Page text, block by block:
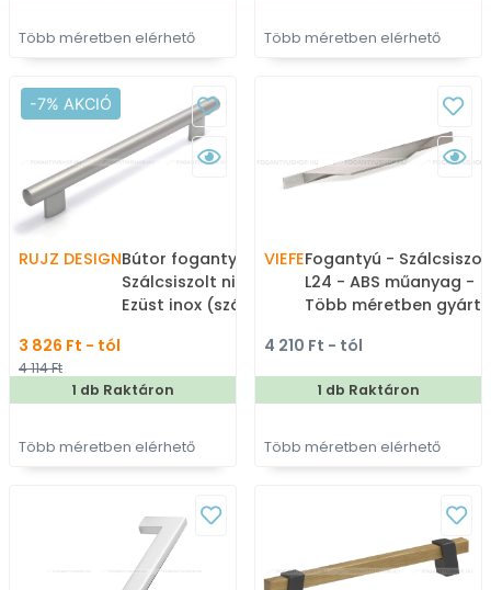
Több méretben elérhető Több méretben elérhető
-7% AKCIÓ
RUJZ DESIGNBútor fogantyú - 242.13 -
Szálcsiszolt nikkel NisatE,
Ezüst inox (szálcsiszolt)
ötvözet - Több méretben
gyártott fém
bútorfogantyú
3 826 Ft - tól
4 114 Ft
1 db Raktáron
Több méretben elérhető
VIEFEFogantyú -
L24 - ABS műanyag -
Több méretben
4 210 Ft - tól
1 db Raktáron
Több méretben elérhető